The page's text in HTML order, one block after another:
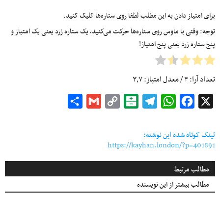
برای امتیاز دادن به این مطلب لطفا روی ستاره‌ها کلیک کنید.
توجه: وقتی با ماوس روی ستاره‌ها حرکت می‌کنید، یک ستاره زرد یعنی یک امتیاز و
پنج ستاره زرد یعنی پنج امتیاز!
تعداد آرا:۳/ معدل امتیاز:۳٫۷
Facebook
WhatsApp
Telegram
Balatarin
Copy
Gmail
لینک کوتاه شده این نوشته:
https://kayhan.london/?p=401891
مطالب مرتبط
مطالب بیشتر از این نویسنده